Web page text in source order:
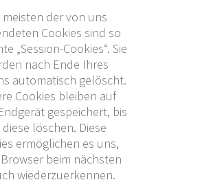
meisten der von uns
Cookies sind so
„Session-Cookies“. Sie
nach Ende Ihres
automatisch gelöscht.
Cookies bleiben auf
gespeichert, bis
diese löschen. Diese
ermöglichen es uns,
beim nächsten
wiederzuerkennen.